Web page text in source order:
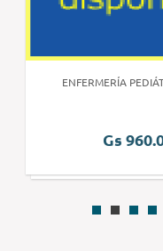
ENFERMERÍA
Gs